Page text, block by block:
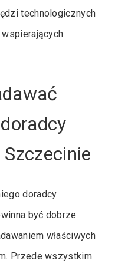
technologicznych
doradcy
być dobrze
właściwych
Przede wszystkim